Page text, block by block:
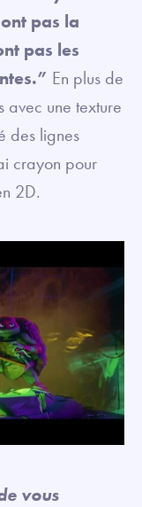
pas la
pas les
En plus de
avec une texture
des lignes
crayon pour
2D.
vous